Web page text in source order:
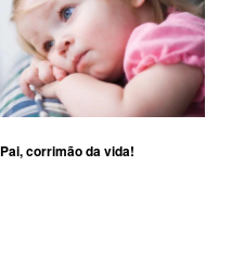
Pai, corrimão da vida!